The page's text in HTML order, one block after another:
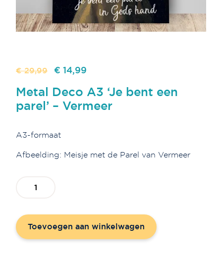
€ 29,99
Oorspronkelijke
was:
€
€ 14,99
is:
€
Metal Deco A3 ‘Je bent een
parel’ – Vermeer
A3-formaat
Afbeelding: Meisje met de Parel van Vermeer
Deco
'Je
bent
een
Toevoegen aan winkelwagen